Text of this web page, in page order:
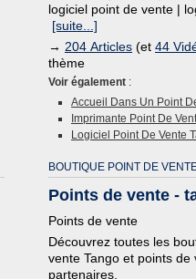
logiciel point de vente |
[suite...]
→ 204 Articles (et 44
thème
Voir également :
Accueil Dans Un Point
Imprimante Point De
Logiciel Point De Vente
BOUTIQUE POINT DE
Points de vente -
Points de vente
Découvrez toutes les
vente Tango et points de
partenaires.